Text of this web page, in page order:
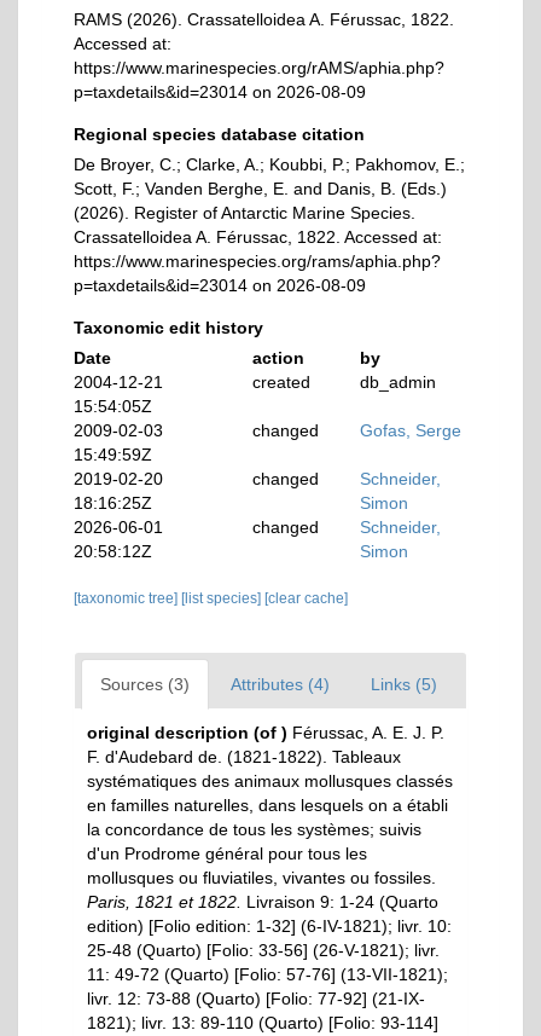
RAMS (2026). Crassatelloidea A. Férussac, 1822.
Accessed at:
https://www.marinespecies.org/rAMS/aphia.php?
p=taxdetails&id=23014 on 2026-08-09
Regional species database citation
De Broyer, C.; Clarke, A.; Koubbi, P.; Pakhomov, E.;
Scott, F.; Vanden Berghe, E. and Danis, B. (Eds.)
(2026). Register of Antarctic Marine Species.
Crassatelloidea A. Férussac, 1822. Accessed at:
https://www.marinespecies.org/rams/aphia.php?
p=taxdetails&id=23014 on 2026-08-09
Taxonomic edit history
Date
action
by
2004-12-21
15:54:05Z
created db_admin
2009-02-03
15:49:59Z
changed Gofas, Serge
2019-02-20
18:16:25Z
changed
Schneider,
Simon
2026-06-01
20:58:12Z
changed
Schneider,
Simon
[taxonomic tree] [list species] [clear cache]
Sources (3) Attributes (4) Links (5)
original description (of ) Férussac, A. E. J. P.
F. d'Audebard de. (1821-1822). Tableaux
systématiques des animaux mollusques classés
en familles naturelles, dans lesquels on a établi
la concordance de tous les systèmes; suivis
d'un Prodrome général pour tous les
mollusques ou fluviatiles, vivantes ou fossiles.
Paris, 1821 et 1822. Livraison 9: 1-24 (Quarto
edition) [Folio edition: 1-32] (6-IV-1821); livr. 10:
25-48 (Quarto) [Folio: 33-56] (26-V-1821); livr.
11: 49-72 (Quarto) [Folio: 57-76] (13-VII-1821);
livr. 12: 73-88 (Quarto) [Folio: 77-92] (21-IX-
1821); livr. 13: 89-110 (Quarto) [Folio: 93-114]